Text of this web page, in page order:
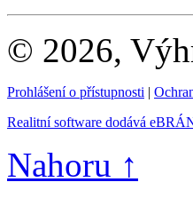
© 2026,
Prohlášení o přístupnosti |
Realitní software dodává
Nahoru ↑